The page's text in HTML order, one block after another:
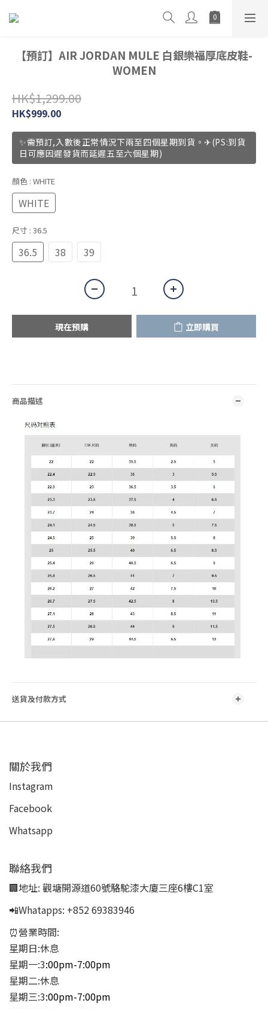
【預訂】AIR JORDAN MULE 白銀樂福厚底皮鞋-
WOMEN
HK$1,299.00
HK$999.00
✨需預訂,入數後正常情況下兩至四個星期到貨。✈(PS:到貨
日可應因遲發貨而延遲五至六個星期)
顏色 : WHITE
WHITE
尺寸 : 36.5
36.5 38 39
現在預購 立即購買
商品描述
送貨及付款方式
關於我們
Instagram
Facebook
Whatsapp
聯絡我們
🏢地址: 觀塘開源道60號駱駝漆大廈三座6樓C1室
📲Whatapps: +852 69383946
⏰營業時間:
星期日:休息
星期一:3:00pm-7:00pm
星期二:休息
星期三:3:00pm-7:00pm